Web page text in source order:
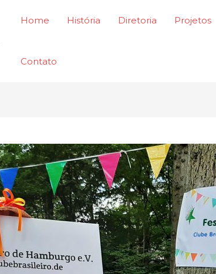
Home História Diretoria Projetos
Contato